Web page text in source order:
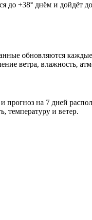
до +38° днём и
обновляются
ветра, влажность,
на 7 дней
температуру и ветер.